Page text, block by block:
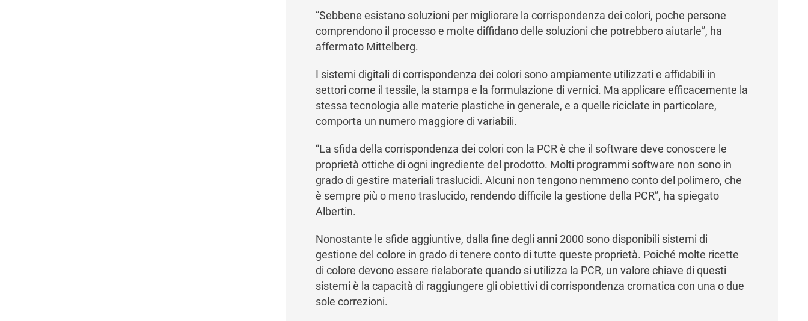
“Sebbene esistano soluzioni per migliorare la corrispondenza dei colori, poche persone
comprendono il processo e molte diffidano delle soluzioni che potrebbero aiutarle”, ha
affermato Mittelberg.
I sistemi digitali di corrispondenza dei colori sono ampiamente utilizzati e affidabili in
settori come il tessile, la stampa e la formulazione di vernici. Ma applicare efficacemente la
stessa tecnologia alle materie plastiche in generale, e a quelle riciclate in particolare,
comporta un numero maggiore di variabili.
“La sfida della corrispondenza dei colori con la PCR è che il software deve conoscere le
proprietà ottiche di ogni ingrediente del prodotto. Molti programmi software non sono in
grado di gestire materiali traslucidi. Alcuni non tengono nemmeno conto del polimero, che
è sempre più o meno traslucido, rendendo difficile la gestione della PCR”, ha spiegato
Albertin.
Nonostante le sfide aggiuntive, dalla fine degli anni 2000 sono disponibili sistemi di
gestione del colore in grado di tenere conto di tutte queste proprietà. Poiché molte ricette
di colore devono essere rielaborate quando si utilizza la PCR, un valore chiave di questi
sistemi è la capacità di raggiungere gli obiettivi di corrispondenza cromatica con una o due
sole correzioni.